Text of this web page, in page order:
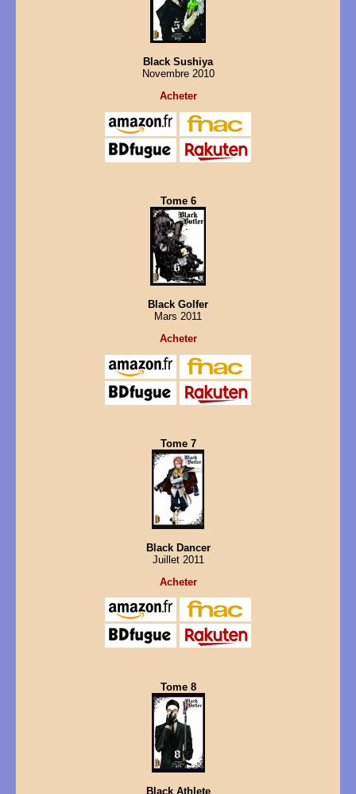
Black Sushiya
Novembre 2010
Acheter
Tome 6
Black Golfer
Mars 2011
Acheter
Tome 7
Black Dancer
Juillet 2011
Acheter
Tome 8
Black Athlete